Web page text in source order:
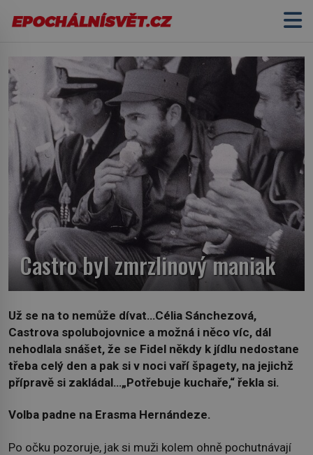
Castro byl zmrzlinový maniak
Už se na to nemůže dívat…Célia Sánchezová,
Castrova spolubojovnice a možná i něco víc, dál
nehodlala snášet, že se Fidel někdy k jídlu nedostane
třeba celý den a pak si v noci vaří špagety, na jejichž
přípravě si zakládal…„Potřebuje kuchaře,“ řekla si.
Volba padne na Erasma Hernándeze.
Po očku pozoruje, jak si muži kolem ohně pochutnávají